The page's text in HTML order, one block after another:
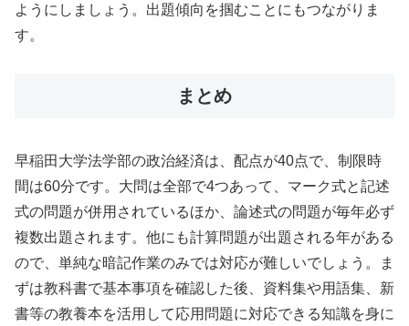
ようにしましょう。出題傾向を掴むことにもつながりま
す。
まとめ
早稲田大学法学部の政治経済は、配点が40点で、制限時
間は60分です。大問は全部で4つあって、マーク式と記述
式の問題が併用されているほか、論述式の問題が毎年必ず
複数出題されます。他にも計算問題が出題される年がある
ので、単純な暗記作業のみでは対応が難しいでしょう。ま
ずは教科書で基本事項を確認した後、資料集や用語集、新
書等の教養本を活用して応用問題に対応できる知識を身に